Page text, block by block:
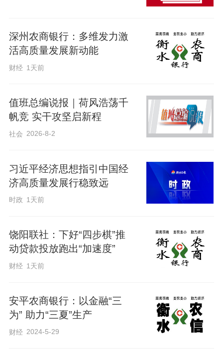
款，仅用半天时间就为其发放了5万元信用
收割，他高兴地说：“农商行的钱来得及
时，服务更是送到了地头上！”。2026年，
安平农商银行累计发放用于支持“三夏”生产
734.16万元。
行客户经理发扬“挎包精神”，主动走访客
户，送贷上门，将金融服务延伸到田间地
头。三夏期间，全行累计开展田间走访80
限时办结制，10万元以内小额贷款实现当
日申请、当日放款；不断优化柜面服务，
简化办理流程、缩短审批时间，最大化满
助农金融政策落到实处，多渠道、多方位
满足群众“三夏”期间的金融需求，真正实现
了“让服务多跑路，让农户少跑腿”，赢得了
深州农商银行：多维发力激
活高质量发展新动能
财经 1天前
值班总编说报｜荷风浩荡千
帆竞 实干攻坚启新程
社会 2026-8-2
习近平经济思想指引中国经
济高质量发展行稳致远
时政 1天前
饶阳联社：下好“四步棋”推
动贷款投放跑出“加速度”
财经 1天前
安平农商银行：以金融“三
为” 助力“三夏”生产
财经 2024-5-29